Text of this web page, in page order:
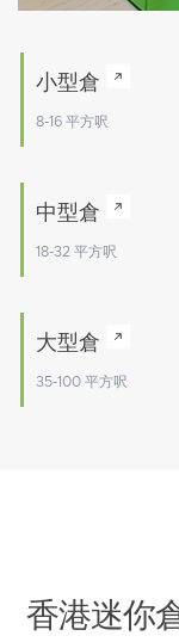
小型倉
8-16 平方呎
中型倉
18-32 平方呎
大型倉
35-100 平方呎
香港迷你